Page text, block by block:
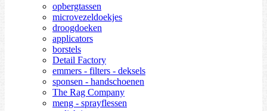
opbergtassen
microvezeldoekjes
droogdoeken
applicators
borstels
Detail Factory
emmers - filters - deksels
sponsen - handschoenen
The Rag Company
meng - sprayflessen